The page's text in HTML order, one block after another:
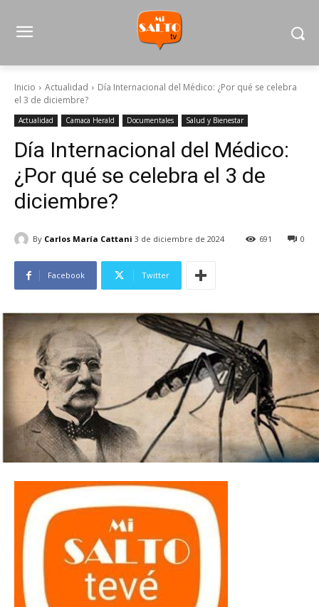
Inicio Actualidad
Día Internacional del Médico: ¿Por qué se celebra
el 3 de diciembre?
Actualidad Camaca Herald Documentales Salud y Bienestar
Día Internacional del Médico:
¿Por qué se celebra el 3 de
diciembre?
By Carlos María Cattani 3 de diciembre de 2024 0
691
Facebook Twitter